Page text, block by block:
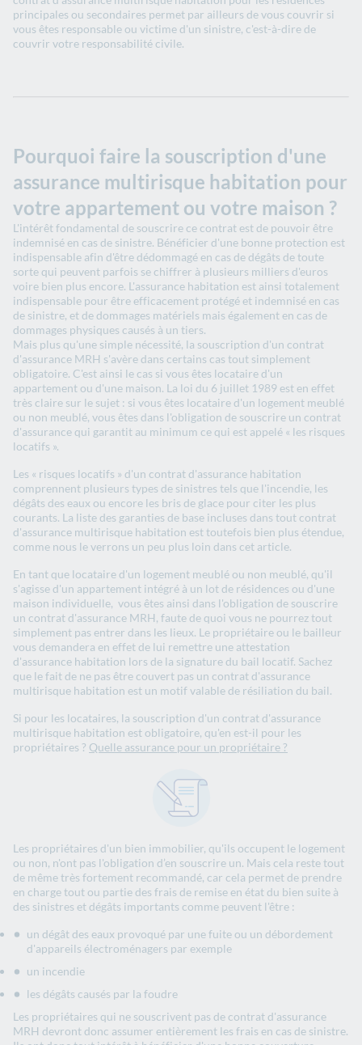
principales ou secondaires permet par ailleurs de vous couvrir si
vous êtes responsable ou victime d'un sinistre, c'est-à-dire de
couvrir votre responsabilité civile.
Pourquoi faire la souscription d'une
assurance multirisque habitation pour
votre appartement ou votre maison ?
L'intérêt fondamental de souscrire ce contrat est de pouvoir être
indemnisé en cas de sinistre. Bénéficier d'une bonne protection est
indispensable afin d'être dédommagé en cas de dégâts de toute
sorte qui peuvent parfois se chiffrer à plusieurs milliers d'euros
voire bien plus encore. L'assurance habitation est ainsi totalement
indispensable pour être efficacement protégé et indemnisé en cas
de sinistre, et de dommages matériels mais également en cas de
dommages physiques causés à un tiers.
Mais plus qu'une simple nécessité, la souscription d'un contrat
d'assurance MRH s'avère dans certains cas tout simplement
obligatoire. C'est ainsi le cas si vous êtes locataire d'un
appartement ou d'une maison. La loi du 6 juillet 1989 est en effet
très claire sur le sujet : si vous êtes locataire d'un logement meublé
ou non meublé, vous êtes dans l'obligation de souscrire un contrat
d'assurance qui garantit au minimum ce qui est appelé « les risques
locatifs ».
Les « risques locatifs » d'un contrat d'assurance habitation
comprennent plusieurs types de sinistres tels que l'incendie, les
dégâts des eaux ou encore les bris de glace pour citer les plus
courants. La liste des garanties de base incluses dans tout contrat
d'assurance multirisque habitation est toutefois bien plus étendue,
comme nous le verrons un peu plus loin dans cet article.
En tant que locataire d'un logement meublé ou non meublé, qu'il
s'agisse d'un appartement intégré à un lot de résidences ou d'une
maison individuelle, vous êtes ainsi dans l'obligation de souscrire
un contrat d'assurance MRH, faute de quoi vous ne pourrez tout
simplement pas entrer dans les lieux. Le propriétaire ou le bailleur
vous demandera en effet de lui remettre une attestation
d'assurance habitation lors de la signature du bail locatif. Sachez
que le fait de ne pas être couvert pas un contrat d'assurance
multirisque habitation est un motif valable de résiliation du bail.
Si pour les locataires, la souscription d'un contrat d'assurance
multirisque habitation est obligatoire, qu'en est-il pour les
propriétaires ? Quelle assurance pour un propriétaire ?
Les propriétaires d'un bien immobilier, qu'ils occupent le logement
ou non, n'ont pas l'obligation d’en souscrire un. Mais cela reste tout
de même très fortement recommandé, car cela permet de prendre
en charge tout ou partie des frais de remise en état du bien suite à
des sinistres et dégâts importants comme peuvent l'être :
un dégât des eaux provoqué par une fuite ou un débordement
d'appareils électroménagers par exemple
un incendie
les dégâts causés par la foudre
Les propriétaires qui ne souscrivent pas de contrat d'assurance
MRH devront donc assumer entièrement les frais en cas de sinistre.